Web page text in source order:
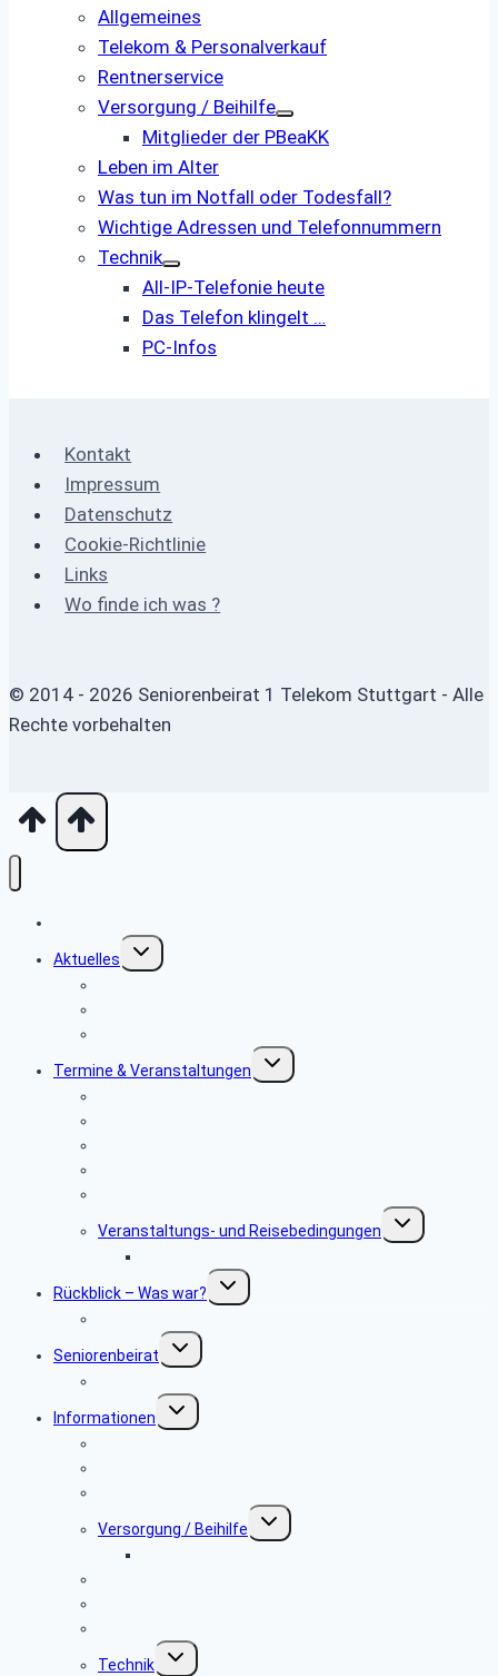
Allgemeines
Telekom & Personalverkauf
Rentnerservice
Versorgung / Beihilfe
Mitglieder der PBeaKK
Leben im Alter
Was tun im Notfall oder Todesfall?
Wichtige Adressen und Telefonnummern
Technik
All-IP-Telefonie heute
Das Telefon klingelt …
PC-Infos
Kontakt
Impressum
Datenschutz
Cookie-Richtlinie
Links
Wo finde ich was ?
© 2014 - 2026 Seniorenbeirat 1 Telekom Stuttgart - Alle
Rechte vorbehalten
Aktuelles
Untermenü
umschalten
Termine & Veranstaltungen
Untermenü
umschalten
Veranstaltungs- und ­Reisebedingungen
Untermenü
umschalten
Rückblick – Was war?
Untermenü
umschalten
Seniorenbeirat
Untermenü
umschalten
Informationen
Untermenü
umschalten
Versorgung / Beihilfe
Untermenü
umschalten
Technik
Untermenü
umschalten